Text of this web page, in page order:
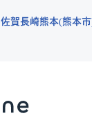
佐賀長崎熊本 熊本市